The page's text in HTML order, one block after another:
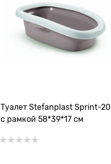
Туалет Stefanplast Sprint-20
с рамкой 58*39*17 см